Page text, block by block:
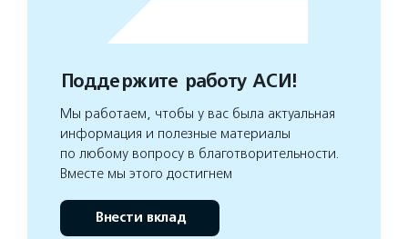
Поддержите работу АСИ!
Мы работаем, чтобы у вас была актуальная
информация и полезные материалы
по любому вопросу в благотворительности.
Вместе мы этого достигнем
Внести вклад